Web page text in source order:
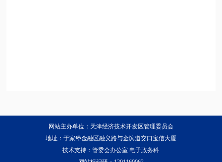
网站主办单位：天津经济技术开发区管理委员会
地址：于家堡金融区融义路与金滨道交口宝信大厦
技术支持：管委会办公室 电子政务科